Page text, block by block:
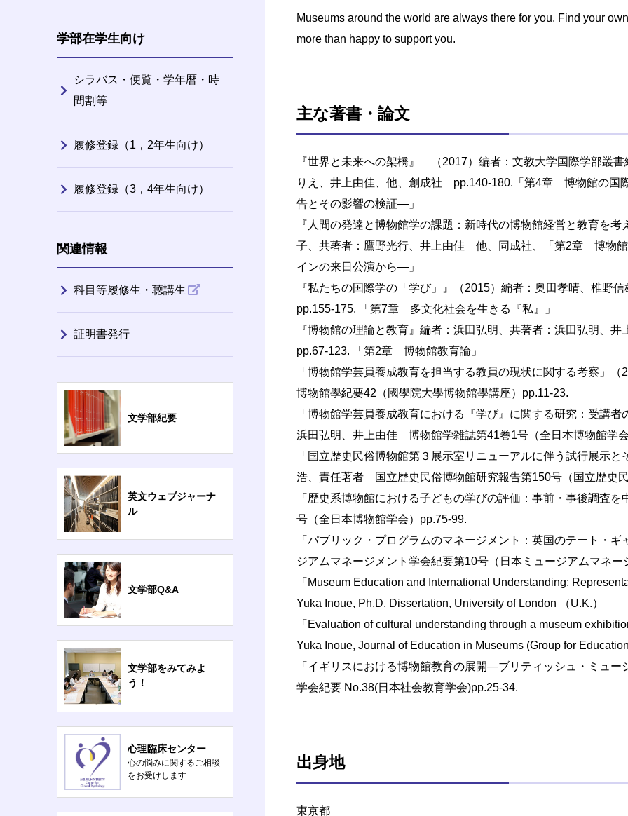
Museums around the world are always there for you. Find your
more than happy to support you.
主な著書・論文
『世界と未来への架橋』 （2017）編者：文教大学国際学部叢
りえ、井上由佳、他、創成社 pp.140-180.「第4章 博物館の国
告とその影響の検証—」
『人間の発達と博物館学の課題：新時代の博物館経営と教育を
子、共著者：鷹野光行、井上由佳 他、同成社、「第2章 博物
インの来日公演から—」
『私たちの国際学の「学び」』（2015）編者：奥田孝晴、椎野
pp.155-175. 「第7章 多文化社会を生きる『私』」
『博物館の理論と教育』編者：浜田弘明、共著者：浜田弘明、
pp.67-123. 「第2章 博物館教育論」
「博物館学芸員養成教育を担当する教員の現状に関する考察」
博物館學紀要42（國學院大學博物館學講座）pp.11-23.
「博物館学芸員養成教育における『学び』に関する研究：受講
浜田弘明、井上由佳 博物館学雑誌第41巻1号（全日本博物館学
「国立歴史民俗博物館第３展示室リニューアルに伴う試行展示
浩、責任著者 国立歴史民俗博物館研究報告第150号（国立歴史
「歴史系博物館における子どもの学びの評価：事前・事後調査
号（全日本博物館学会）pp.75-99.
「パブリック・プログラムのマネージメント：英国のテート・
ジアムマネージメント学会紀要第10号（日本ミュージアムマネ
「Museum Education and International Understanding:
Yuka Inoue, Ph.D. Dissertation, University of London （U.K.）
「Evaluation of cultural understanding through a museum
Yuka Inoue, Journal of Education in Museums (Group for
「イギリスにおける博物館教育の展開—ブリティッシュ・ミュ
学会紀要 No.38(日本社会教育学会)pp.25-34.
出身地
東京都
学部在学生向け
シラバス・便覧・学年暦・時
間割等
履修登録（1，2年生向け）
履修登録（3，4年生向け）
関連情報
科目等履修生・聴講生
証明書発行
文学部紀要
英文ウェブジャーナ
ル
文学部Q&A
文学部をみてみよ
う！
心理臨床センター
心の悩みに関するご相談
をお受けします